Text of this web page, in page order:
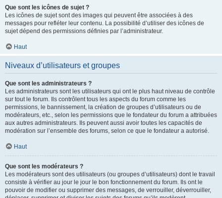
Que sont les icônes de sujet ?
Les icônes de sujet sont des images qui peuvent être associées à des
messages pour refléter leur contenu. La possibilité d’utiliser des icônes de
sujet dépend des permissions définies par l’administrateur.
Haut
Niveaux d’utilisateurs et groupes
Que sont les administrateurs ?
Les administrateurs sont les utilisateurs qui ont le plus haut niveau de contrôle
sur tout le forum. Ils contrôlent tous les aspects du forum comme les
permissions, le bannissement, la création de groupes d’utilisateurs ou de
modérateurs, etc., selon les permissions que le fondateur du forum a attribuées
aux autres administrateurs. Ils peuvent aussi avoir toutes les capacités de
modération sur l’ensemble des forums, selon ce que le fondateur a autorisé.
Haut
Que sont les modérateurs ?
Les modérateurs sont des utilisateurs (ou groupes d’utilisateurs) dont le travail
consiste à vérifier au jour le jour le bon fonctionnement du forum. Ils ont le
pouvoir de modifier ou supprimer des messages, de verrouiller, déverrouiller,